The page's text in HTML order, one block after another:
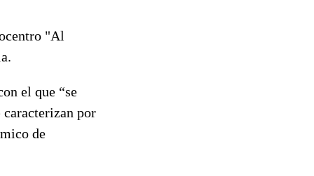
"Al
el que “se
caracterizan por
de